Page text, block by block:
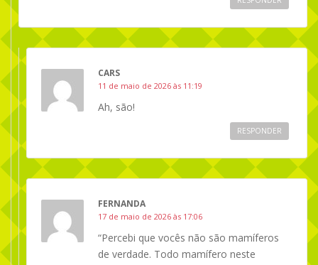
CARS
11 de maio de 2026 às 11:19
Ah, são!
RESPONDER
FERNANDA
17 de maio de 2026 às 17:06
“Percebi que vocês não são mamíferos
de verdade. Todo mamífero neste